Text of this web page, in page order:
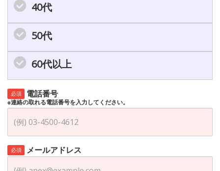
40代
50代
60代以上
必須 電話番号
※連絡の取れる電話番号を入力してください。
必須 メールアドレス